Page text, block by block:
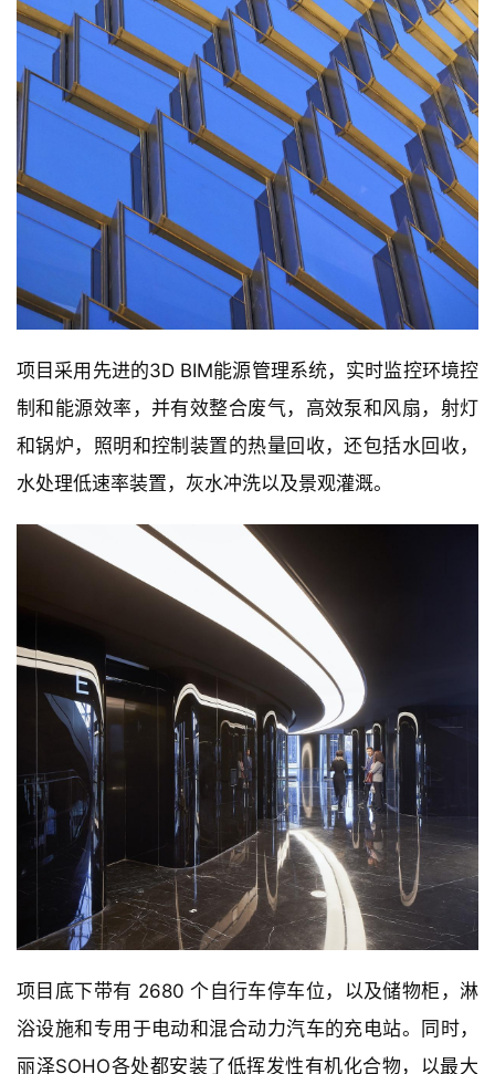
项目采用先进的3D BIM能源管理系统，实时监控环境控
制和能源效率，并有效整合废气，高效泵和风扇，射灯
和锅炉，照明和控制装置的热量回收，还包括水回收，
水处理低速率装置，灰水冲洗以及景观灌溉。